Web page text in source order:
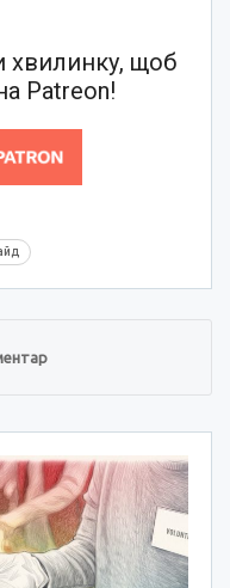
хвилинку, щоб
Patreon!